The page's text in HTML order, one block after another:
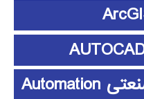
آموزش اتوماسیون صنعتی Automation